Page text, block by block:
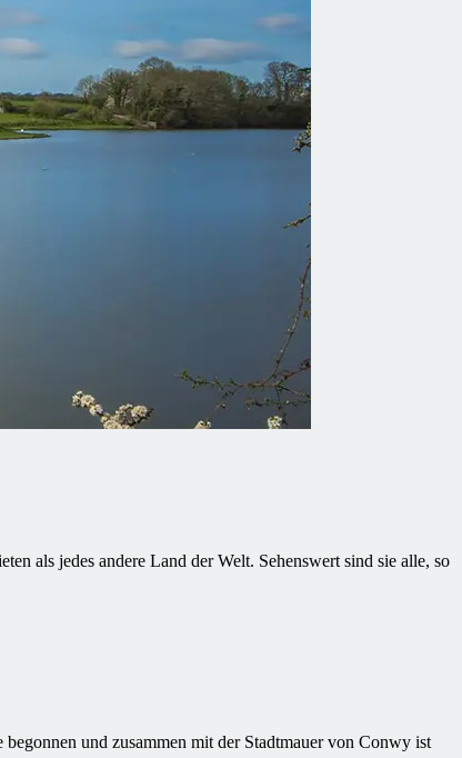
als jedes andere Land der Welt. Sehenswert sind sie alle, so
und zusammen mit der Stadtmauer von Conwy ist